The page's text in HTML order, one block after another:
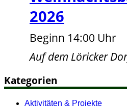
2026
Beginn 14:00 Uhr
Auf dem Löricker
Kategorien
Aktivitäten & Projekte